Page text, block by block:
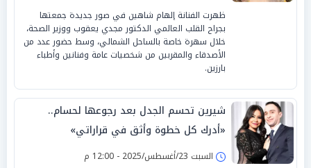
ظهرت الفنانة إلهام شاهين في صور جديدة جمعتها
بجراح القلب العالمي الدكتور مجدي يعقوب ووزير الصحة،
خلال سهرة خاصة بالساحل الشمالي، وسط حضور عدد من
الأصدقاء والمقربين من شخصيات عامة وفنانين وأطباء
بارزين.
شيرين تحسم الجدل بعد رجوعها لحسام..
«أدرك كل خطوة وأثق في قراراتي»
السبت 23/أغسطس/2025 - 12:00 م